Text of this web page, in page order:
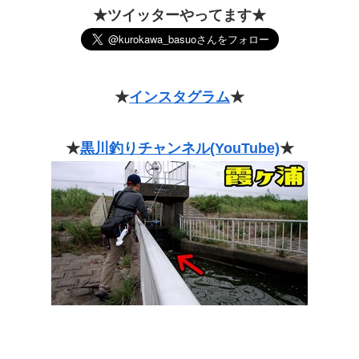
★ツイッターやってます★
★インスタグラム★
★黒川釣りチャンネル(YouTube)★